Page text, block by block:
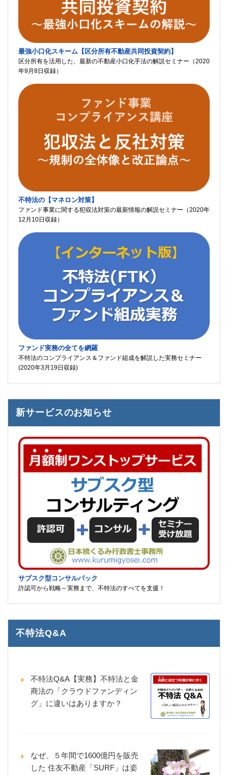
最強小口化スキーム【区分所有不動産共同投資契約】
区分所有を活用した、最新の不動産小口化手法の解説セミナー（2020
年9月8日収録）
不特法の【マネロン対策】
ファンド事業に関する犯収法対策の最新情報の解説セミナー（2020年
12月10日収録）
ファンド実務の全てを網羅
不特法のコンプライアンス＆ファンド組成を解説した実務セミナー
(2020年3月19日収録)
新サービスのお知らせ
サブスク型コンサルパック
許認可から戦略～実務まで、不特法のすべてを支援！
不特法Q&A
不特法Q&A【実務】不特法と金
商法の「クラウドファンディン
グ」に違いはありますか？
なぜ、５年間で1600億円を販売
した 住友不動産「SURF」は姿